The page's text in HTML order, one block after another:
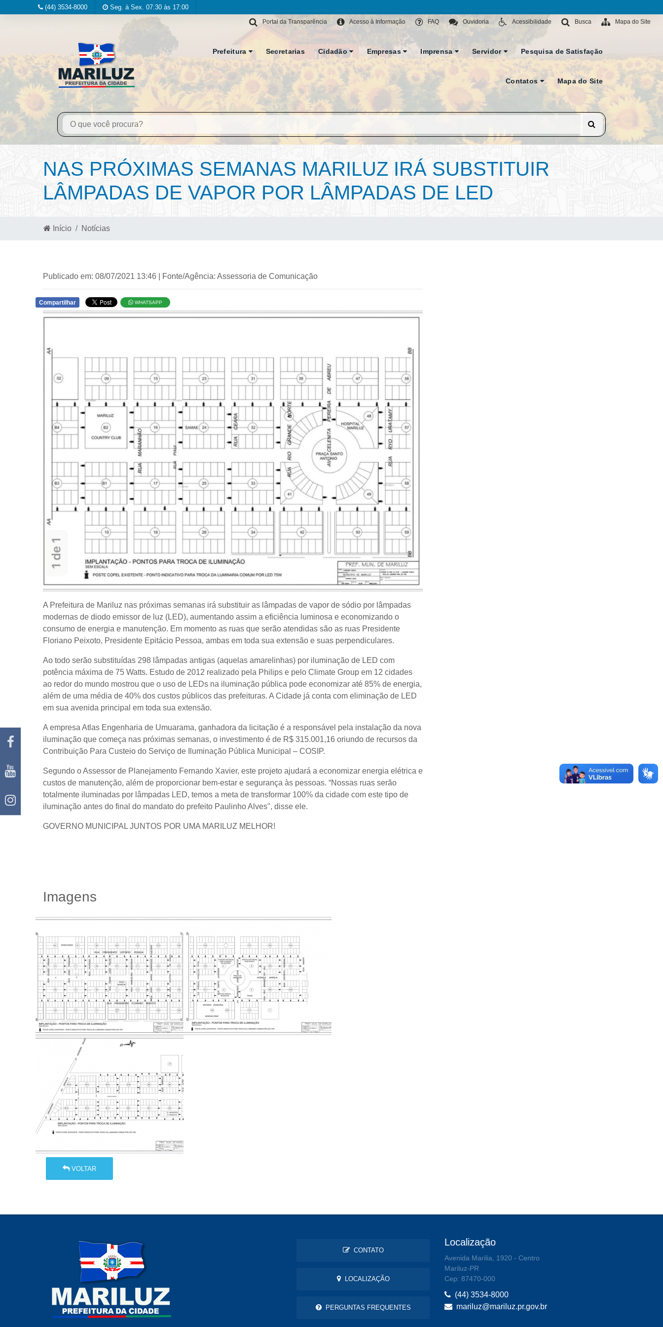
(44) 3534-8000 Seg. à Sex. 07:30 às 17:00
Mapa do Site
Busca
Acessibilidade
Ouvidoria
FAQ
Acesso à Informação
Portal da Transparência
Prefeitura Secretarias Cidadão Empresas Imprensa Servidor Pesquisa de Satisfação
Contatos Mapa do Site
NAS PRÓXIMAS SEMANAS MARILUZ IRÁ SUBSTITUIR
LÂMPADAS DE VAPOR POR LÂMPADAS DE LED
Início Notícias
Publicado em: 08/07/2021 13:46 | Fonte/Agência: Assessoria de Comunicação
Compartilhar WHATSAPP
A Prefeitura de Mariluz nas próximas semanas irá substituir as lâmpadas de vapor de sódio por lâmpadas
modernas de diodo emissor de luz (LED), aumentando assim a eficiência luminosa e economizando o
consumo de energia e manutenção. Em momento as ruas que serão atendidas são as ruas Presidente
Floriano Peixoto, Presidente Epitácio Pessoa, ambas em toda sua extensão e suas perpendiculares.
Ao todo serão substituídas 298 lâmpadas antigas (aquelas amarelinhas) por iluminação de LED com
potência máxima de 75 Watts. Estudo de 2012 realizado pela Philips e pelo Climate Group em 12 cidades
ao redor do mundo mostrou que o uso de LEDs na iluminação pública pode economizar até 85% de energia,
além de uma média de 40% dos custos públicos das prefeituras. A Cidade já conta com eliminação de LED
em sua avenida principal em toda sua extensão.
A empresa Atlas Engenharia de Umuarama, ganhadora da licitação é a responsável pela instalação da nova
iluminação que começa nas próximas semanas, o investimento é de R$ 315.001,16 oriundo de recursos da
Contribuição Para Custeio do Serviço de Iluminação Pública Municipal – COSIP.
Segundo o Assessor de Planejamento Fernando Xavier, este projeto ajudará a economizar energia elétrica e
custos de manutenção, além de proporcionar bem-estar e segurança às pessoas. “Nossas ruas serão
totalmente iluminadas por lâmpadas LED, temos a meta de transformar 100% da cidade com este tipo de
iluminação antes do final do mandato do prefeito Paulinho Alves", disse ele.
GOVERNO MUNICIPAL JUNTOS POR UMA MARILUZ MELHOR!
Imagens
VOLTAR
CONTATO
LOCALIZAÇÃO
PERGUNTAS FREQUENTES
Localização
Avenida Marilia, 1920 - Centro
Mariluz-PR
Cep: 87470-000
(44) 3534-8000
mariluz@mariluz.pr.gov.br